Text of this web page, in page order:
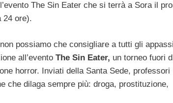
The Sin Eater che si terrà a Sora il
24 ore).
possiamo che consigliare a tutti gli
all’evento The Sin Eater, un torneo fuori
horror. Inviati della Santa Sede, professori
che dilaga sempre più: droga, prostituzione,